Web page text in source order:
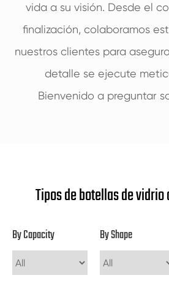
vida a su visión. Desde el
finalización, colaboramos
nuestros clientes para
detalle se ejecute
Bienvenido a preguntar
Tipos de botellas de vidrio
By Capacity By Shape